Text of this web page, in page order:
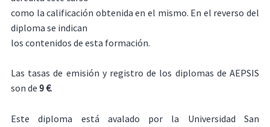
como la calificación obtenida en el mismo. En el reverso del
diploma se indican
los contenidos de esta formación.
Las tasas de emisión y registro de los diplomas de AEPSIS
son de 9 €.
Este diploma está avalado por la Universidad San